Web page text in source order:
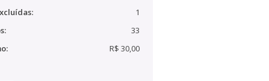
1
33
R$ 30,00